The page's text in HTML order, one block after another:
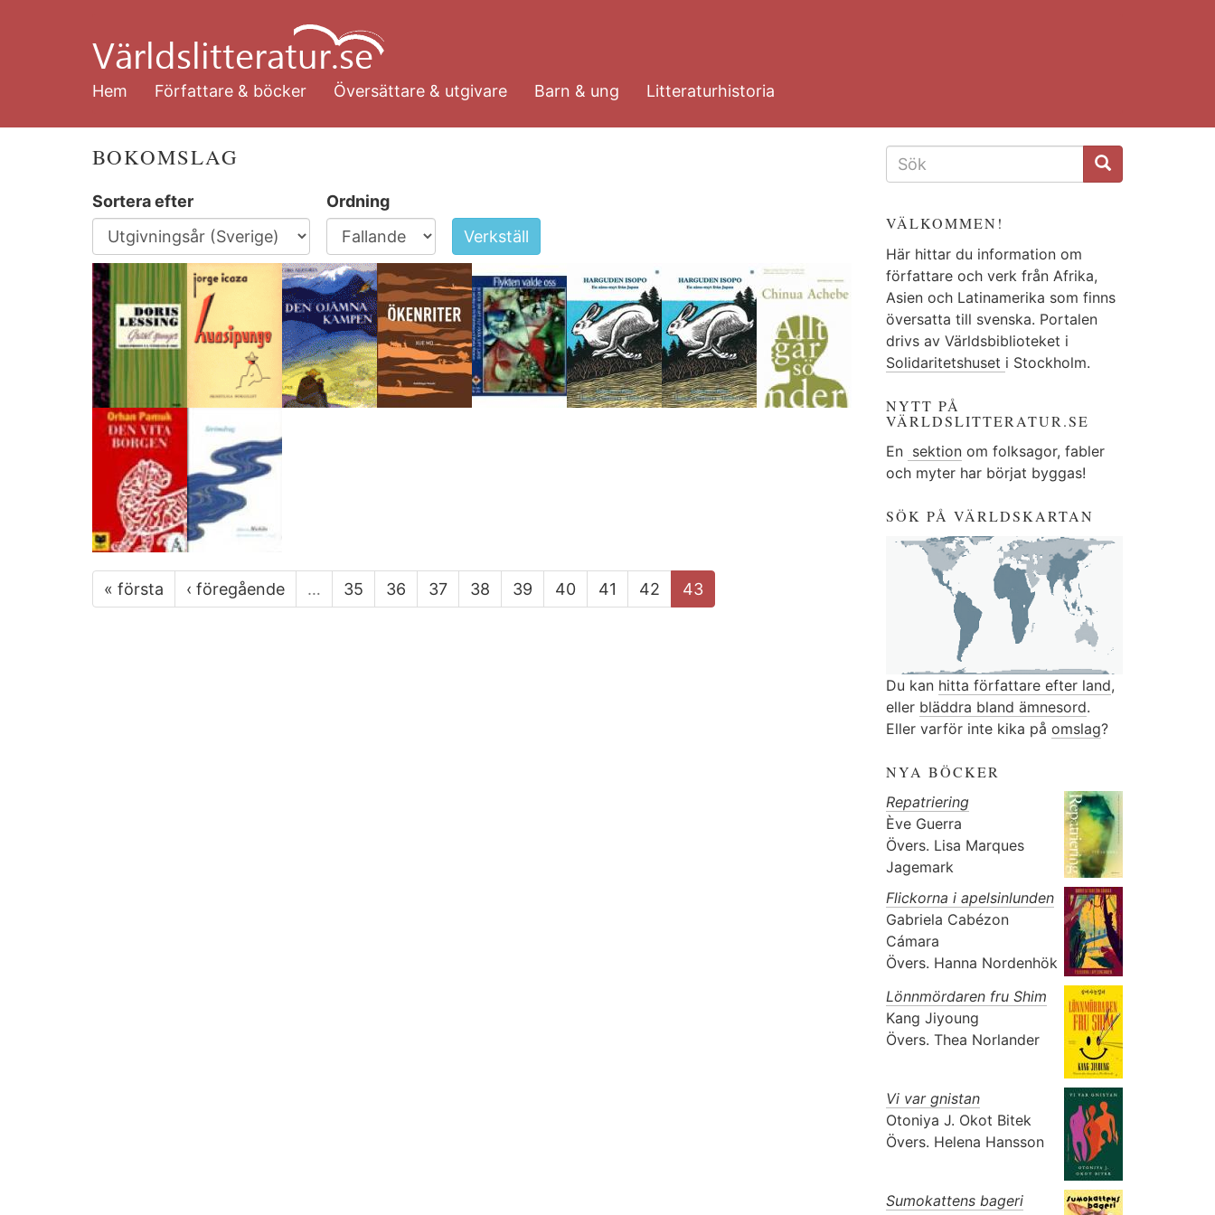
huvudinnehåll
Hem
Författare & böcker Översättare & utgivare Barn & ung Litteraturhistoria
BOKOMSLAG
Sortera efter
Ordning
Verkställ
« första ‹ föregående … 35 36 37 38 39 40 41 42 43
SÖKFORMULÄR
VÄLKOMMEN!
Här hittar du information om
författare och verk från Afrika,
Asien och Latinamerika som finns
översatta till svenska. Portalen
drivs av Världsbiblioteket i
Solidaritetshuset i Stockholm.
NYTT PÅ
VÄRLDSLITTERATUR.SE
En sektionom folksagor, fabler
och myter har börjat byggas!
SÖK PÅ VÄRLDSKARTAN
Du kan hitta författare efter land,
eller bläddra bland ämnesord.
Eller varför inte kika på omslag?
NYA BÖCKER
Repatriering
Ève Guerra
Övers. Lisa Marques
Jagemark
Flickorna i apelsinlunden
Gabriela Cabézon
Cámara
Övers. Hanna Nordenhök
Lönnmördaren fru Shim
Kang Jiyoung
Övers. Thea Norlander
Vi var gnistan
Otoniya J. Okot Bitek
Övers. Helena Hansson
Sumokattens bageri